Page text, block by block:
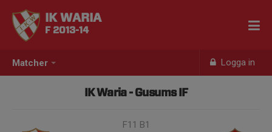
Matcher Logga in
IK WARIA
F 2013-14
IK Waria - Gusums IF
F11 B1